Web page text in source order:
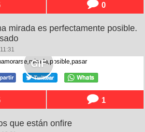
0
mirada es perfectamente posible.
1
que están onfire